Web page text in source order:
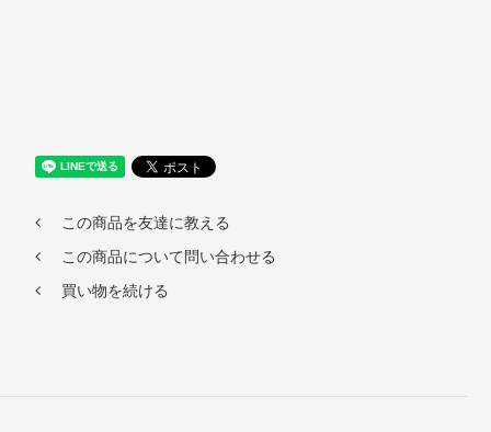
この商品を友達に教える
この商品について問い合わせる
買い物を続ける